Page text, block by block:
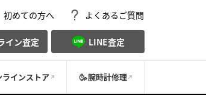
初めての方へ よくあるご質問
イン査定 LINE査定
ラインストア 腕時計修理